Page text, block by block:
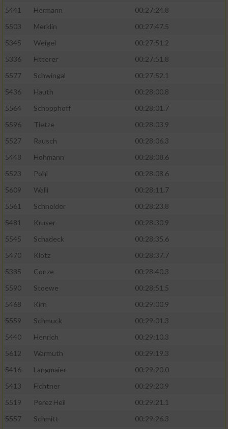
5441
Hermann
00:27:24.8
5503
Merklin
00:27:47.5
5345
Weigel
00:27:51.2
5336
Fitterer
00:27:51.8
5577
Schwingal
00:27:52.1
5436
Hauth
00:28:00.8
5564
Schopphoff
00:28:01.7
5596
Tietze
00:28:03.9
5527
Rausch
00:28:06.3
5448
Hohmann
00:28:08.6
5523
Pohl
00:28:08.6
5609
Walli
00:28:11.7
5561
Schneider
00:28:23.8
5481
Kruser
00:28:30.9
5545
Schadeck
00:28:35.6
5470
Klotz
00:28:37.7
5385
Conze
00:28:40.3
5590
Stoewe
00:28:51.5
5468
Kirn
00:29:00.9
5559
Schmuck
00:29:01.3
5440
Henrich
00:29:10.3
5612
Warmuth
00:29:19.3
5416
Langmaier
00:29:20.0
5413
Fichtner
00:29:20.9
5519
Perez Heil
00:29:21.1
5557
Schmitt 00:29:26.3